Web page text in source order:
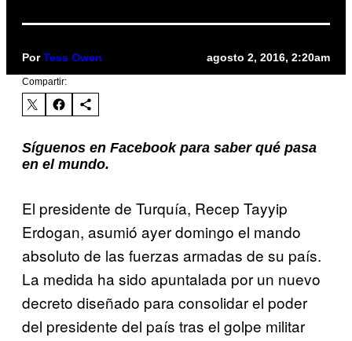
PorTess Owen agosto 2, 2016, 2:20am
Compartir:
Síguenos en Facebook para saber qué pasa
en el mundo.
El presidente de Turquía, Recep Tayyip
Erdogan, asumió ayer domingo el mando
absoluto de las fuerzas armadas de su país.
La medida ha sido apuntalada por un nuevo
decreto diseñado para consolidar el poder
del presidente del país tras el golpe militar